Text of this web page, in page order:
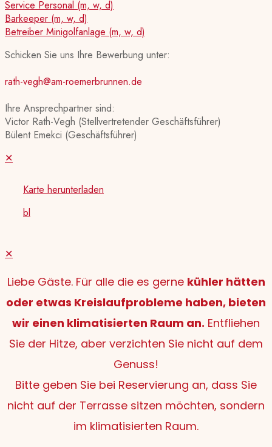
Service Personal (m, w, d)
Barkeeper (m, w, d)
Betreiber Minigolfanlage (m, w, d)
Schicken Sie uns Ihre Bewerbung unter:
rath-vegh@am-roemerbrunnen.de
Ihre Ansprechpartner sind:
Victor Rath-Vegh (Stellvertretender Geschäftsführer)
Bülent Emekci (Geschäftsführer)
✕
Karte herunterladen
bl
✕
Liebe Gäste. Für alle die es gerne kühler hätten
oder etwas Kreislaufprobleme haben, bieten
wir einen klimatisierten Raum an. Entfliehen
Sie der Hitze, aber verzichten Sie nicht auf dem
Genuss!
Bitte geben Sie bei Reservierung an, dass Sie
nicht auf der Terrasse sitzen möchten, sondern
im klimatisierten Raum.